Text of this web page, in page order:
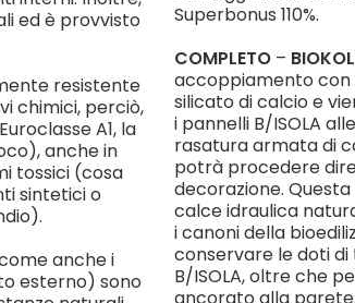
ed è provvisto
resistente
chimici, perciò,
A1, la
anche in
tossici (cosa
sintetici o
anche i
esterno) sono
Superbonus 110%.
COMPLETO –
accoppiamento
silicato di calcio e
i pannelli B/ISOLA
rasatura armata di
potrà procedere
decorazione.
calce idraulica
i canoni della
conservare le doti
B/ISOLA, oltre che
ancorato alla parete.